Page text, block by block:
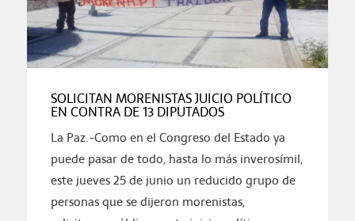
SOLICITAN MORENISTAS JUICIO POLÍTICO
EN CONTRA DE 13 DIPUTADOS
La Paz.-Como en el Congreso del Estado ya
puede pasar de todo, hasta lo más inverosímil,
este jueves 25 de junio un reducido grupo de
personas que se dijeron morenistas,